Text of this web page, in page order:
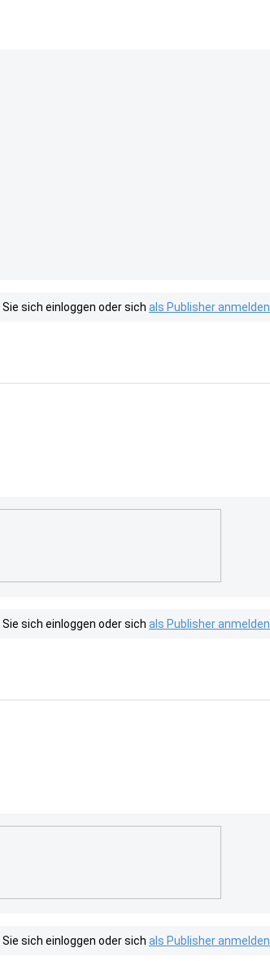
sich einloggen oder sich als Publisher anmelden
sich einloggen oder sich als Publisher anmelden
sich einloggen oder sich als Publisher anmelden